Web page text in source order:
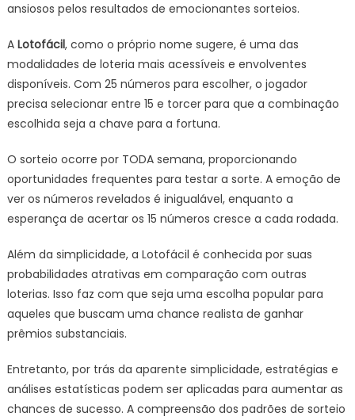
ansiosos pelos resultados de emocionantes sorteios.
A Lotofácil, como o próprio nome sugere, é uma das
modalidades de loteria mais acessíveis e envolventes
disponíveis. Com 25 números para escolher, o jogador
precisa selecionar entre 15 e torcer para que a combinação
escolhida seja a chave para a fortuna.
O sorteio ocorre por TODA semana, proporcionando
oportunidades frequentes para testar a sorte. A emoção de
ver os números revelados é inigualável, enquanto a
esperança de acertar os 15 números cresce a cada rodada.
Além da simplicidade, a Lotofácil é conhecida por suas
probabilidades atrativas em comparação com outras
loterias. Isso faz com que seja uma escolha popular para
aqueles que buscam uma chance realista de ganhar
prêmios substanciais.
Entretanto, por trás da aparente simplicidade, estratégias e
análises estatísticas podem ser aplicadas para aumentar as
chances de sucesso. A compreensão dos padrões de sorteio